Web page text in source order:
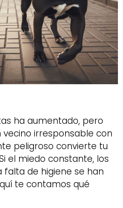
ha aumentado, pero
irresponsable con
peligroso convierte tu
el miedo constante, los
falta de higiene se han
te contamos qué